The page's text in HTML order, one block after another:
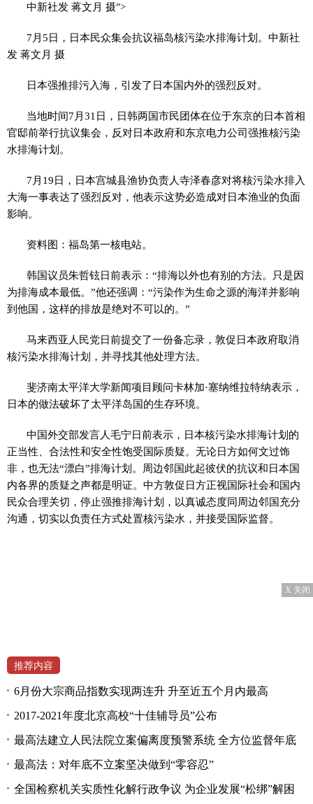
中新社发 蒋文月 摄">
7月5日，日本民众集会抗议福岛核污染水排海计划。中新社
发 蒋文月 摄
日本强推排污入海，引发了日本国内外的强烈反对。
当地时间7月31日，日韩两国市民团体在位于东京的日本首相
官邸前举行抗议集会，反对日本政府和东京电力公司强推核污染
水排海计划。
7月19日，日本宫城县渔协负责人寺泽春彦对将核污染水排入
大海一事表达了强烈反对，他表示这势必造成对日本渔业的负面
影响。
资料图：福岛第一核电站。
韩国议员朱哲铉日前表示：“排海以外也有别的方法。只是因
为排海成本最低。”他还强调：“污染作为生命之源的海洋并影响
到他国，这样的排放是绝对不可以的。”
马来西亚人民党日前提交了一份备忘录，敦促日本政府取消
核污染水排海计划，并寻找其他处理方法。
斐济南太平洋大学新闻项目顾问卡林加·塞纳维拉特纳表示，
日本的做法破坏了太平洋岛国的生存环境。
中国外交部发言人毛宁日前表示，日本核污染水排海计划的
正当性、合法性和安全性饱受国际质疑。无论日方如何文过饰
非，也无法“漂白”排海计划。周边邻国此起彼伏的抗议和日本国
内各界的质疑之声都是明证。中方敦促日方正视国际社会和国内
民众合理关切，停止强推排海计划，以真诚态度同周边邻国充分
沟通，切实以负责任方式处置核污染水，并接受国际监督。
X 关闭
推荐内容
6月份大宗商品指数实现两连升 升至近五个月内最高
2017-2021年度北京高校“十佳辅导员”公布
最高法建立人民法院立案偏离度预警系统 全方位监督年底
最高法：对年底不立案坚决做到“零容忍”
全国检察机关实质性化解行政争议 为企业发展“松绑”解困